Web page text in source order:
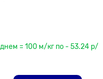
= 100 м/кг по - 53.24 р/